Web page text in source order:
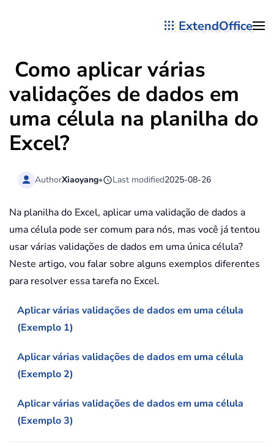
ExtendOffice
Como aplicar várias
validações de dados em
uma célula na planilha do
Excel?
AuthorXiaoyang• Last modified2025-08-26
Na planilha do Excel, aplicar uma validação de dados a
uma célula pode ser comum para nós, mas você já tentou
usar várias validações de dados em uma única célula?
Neste artigo, vou falar sobre alguns exemplos diferentes
para resolver essa tarefa no Excel.
Aplicar várias validações de dados em uma célula
(Exemplo 1)
Aplicar várias validações de dados em uma célula
(Exemplo 2)
Aplicar várias validações de dados em uma célula
(Exemplo 3)